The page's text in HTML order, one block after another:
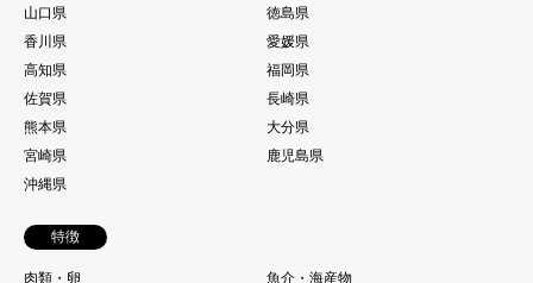
山口県
徳島県
香川県
愛媛県
高知県
福岡県
佐賀県
長崎県
熊本県
大分県
宮崎県
鹿児島県
沖縄県
特徴
肉類・卵 魚介・海産物